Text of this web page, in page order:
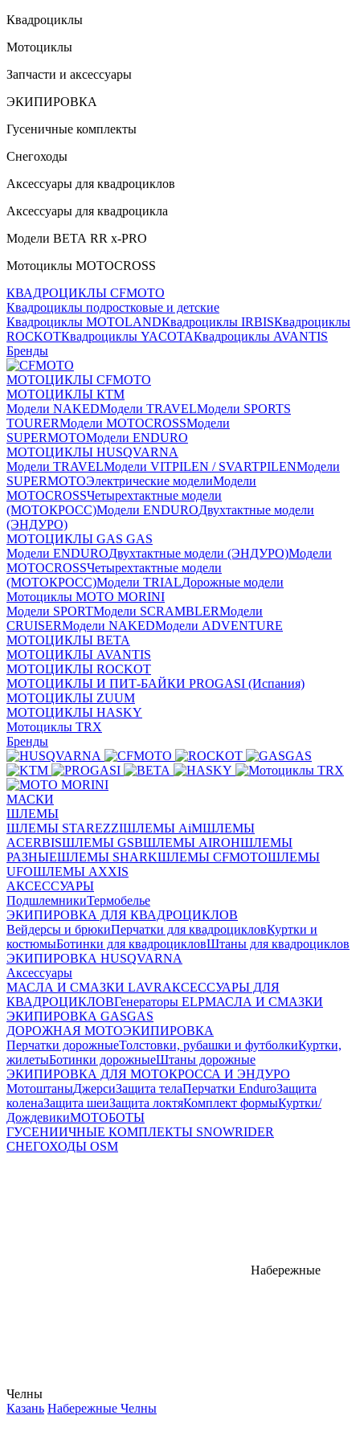
Квадроциклы
Мотоциклы
Запчасти и аксессуары
ЭКИПИРОВКА
Гусеничные комплекты
Снегоходы
Аксессуары для квадроциклов
Аксессуары для квадроцикла
Модели ВЕТА RR x-PRO
Мотоциклы MOTOCROSS
КВАДРОЦИКЛЫ CFMOTO
Квадроциклы подростковые и детские
Квадроциклы MOTOLANDКвадроциклы IRBISКвадроциклы
ROCKOTКвадроциклы YACOTAКвадроциклы AVANTIS
Бренды
МОТОЦИКЛЫ CFMOTO
МОТОЦИКЛЫ КТМ
Модели NAKEDМодели TRAVELМодели SPORTS
TOURERМодели MOTOCROSSМодели
SUPERMOTOМодели ENDURO
МОТОЦИКЛЫ HUSQVARNA
Модели TRAVELМодели VITPILEN / SVARTPILENМодели
SUPERMOTOЭлектрические моделиМодели
MOTOCROSSЧетырехтактные модели
(МОТОКРОСС)Модели ENDUROДвухтактные модели
(ЭНДУРО)
МОТОЦИКЛЫ GAS GAS
Модели ENDUROДвухтактные модели (ЭНДУРО)Модели
MOTOCROSSЧетырехтактные модели
(МОТОКРОСС)Модели TRIALДорожные модели
Мотоциклы MOTO MORINI
Модели SPORTМодели SCRAMBLERМодели
CRUISERМодели NAKEDМодели ADVENTURE
МОТОЦИКЛЫ BETA
МОТОЦИКЛЫ AVANTIS
МОТОЦИКЛЫ ROCKOT
МОТОЦИКЛЫ И ПИТ-БАЙКИ PROGASI (Испания)
МОТОЦИКЛЫ ZUUM
МОТОЦИКЛЫ HASKY
Мотоциклы TRX
Бренды
МАСКИ
ШЛЕМЫ
ШЛЕМЫ STAREZZIШЛЕМЫ AiMШЛЕМЫ
ACERBISШЛЕМЫ GSBШЛЕМЫ AIROHШЛЕМЫ
РАЗНЫЕШЛЕМЫ SHARKШЛЕМЫ CFMOTOШЛЕМЫ
UFOШЛЕМЫ AXXIS
АКСЕССУАРЫ
ПодшлемникиТермобелье
ЭКИПИРОВКА ДЛЯ КВАДРОЦИКЛОВ
Вейдерсы и брюкиПерчатки для квадроцикловКуртки и
костюмыБотинки для квадроцикловШтаны для квадроциклов
ЭКИПИРОВКА HUSQVARNA
Аксессуары
МАСЛА И СМАЗКИ LAVRАКСЕССУАРЫ ДЛЯ
КВАДРОЦИКЛОВГенераторы ELPМАСЛА И СМАЗКИ
ЭКИПИРОВКА GASGAS
ДОРОЖНАЯ МОТОЭКИПИРОВКА
Перчатки дорожныеТолстовки, рубашки и футболкиКуртки,
жилетыБотинки дорожныеШтаны дорожные
ЭКИПИРОВКА ДЛЯ МОТОКРОССА И ЭНДУРО
МотоштаныДжерсиЗащита телаПерчатки EnduroЗащита
коленаЗащита шеиЗащита локтяКомплект формыКуртки/
ДождевикиМОТОБОТЫ
ГУСЕНИИЧНЫЕ КОМПЛЕКТЫ SNOWRIDER
СНЕГОХОДЫ OSM
Набережные
Челны
Казань Набережные Челны